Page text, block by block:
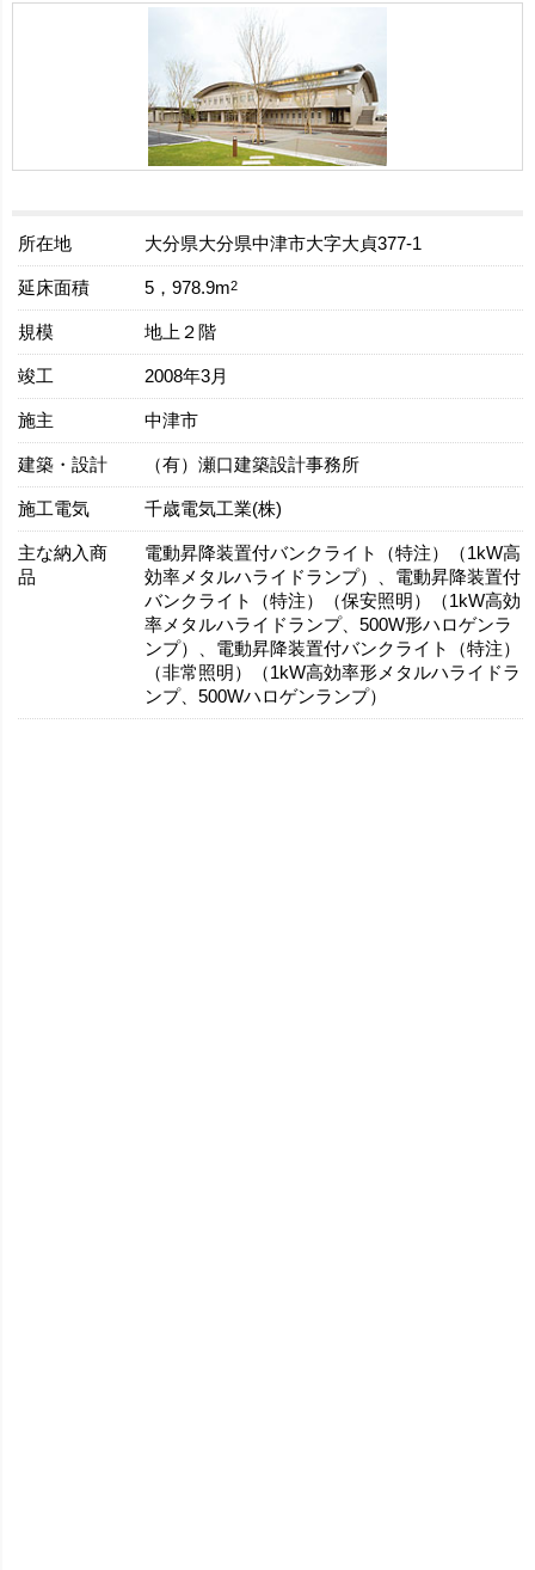
所在地 大分県大分県中津市大字大貞377-1
延床面積 5，978.9m2
規模 地上２階
竣工 2008年3月
施主 中津市
建築・設計 （有）瀬口建築設計事務所
施工電気 千歳電気工業(株)
主な納入商
品
電動昇降装置付バンクライト（特注）（1kW高
効率メタルハライドランプ）、電動昇降装置付
バンクライト（特注）（保安照明）（1kW高効
率メタルハライドランプ、500W形ハロゲンラ
ンプ）、電動昇降装置付バンクライト（特注）
（非常照明）（1kW高効率形メタルハライドラ
ンプ、500Wハロゲンランプ）